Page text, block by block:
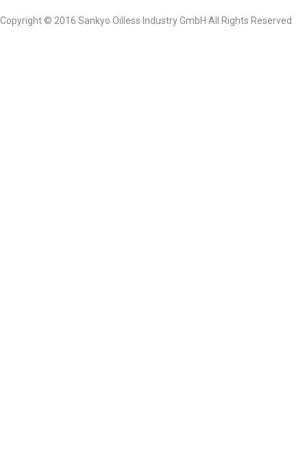
Copyright © 2016 Sankyo Oilless Industry GmbH All Rights Reserved